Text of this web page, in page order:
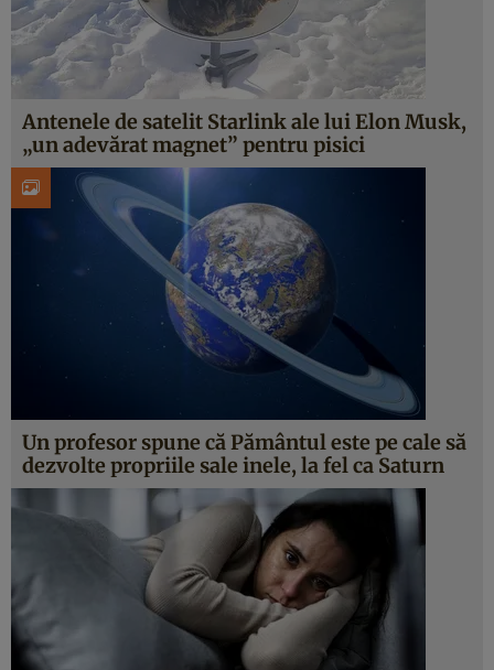
Antenele de satelit Starlink ale lui Elon Musk,
„un adevărat magnet” pentru pisici
Un profesor spune că Pământul este pe cale să
dezvolte propriile sale inele, la fel ca Saturn